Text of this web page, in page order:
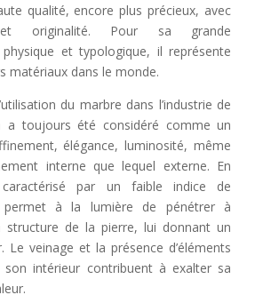
qualité, encore plus précieux, avec
et originalité. Pour sa grande
physique et typologique, il représente
matériaux dans le monde.
du marbre dans l’industrie de
a toujours été considéré comme un
élégance, luminosité, même
interne que lequel externe. En
par un faible indice de
permet à la lumière de pénétrer à
structure de la pierre, lui donnant un
Le veinage et la présence d’éléments
son intérieur contribuent à exalter sa